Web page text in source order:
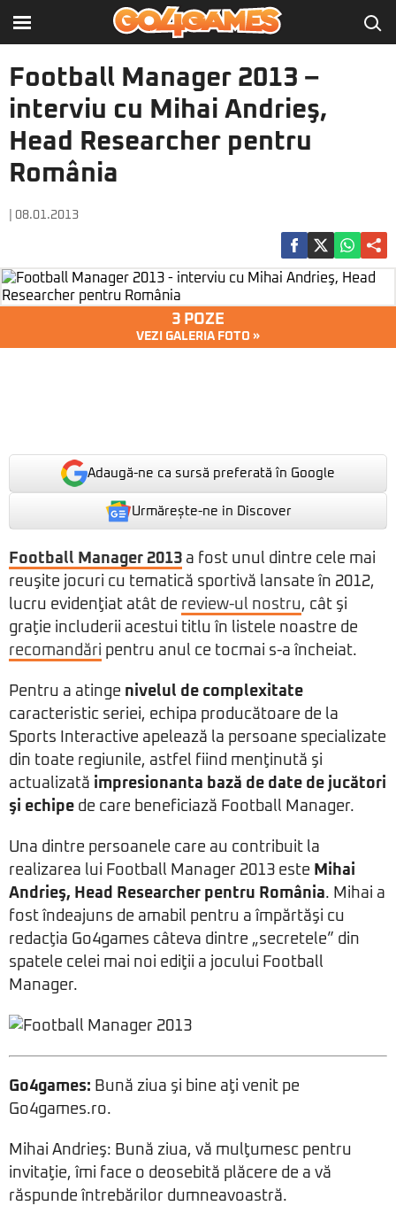
Football Manager 2013 –
interviu cu Mihai Andrieş,
Head Researcher pentru
România
| 08.01.2013
3 POZE
VEZI GALERIA FOTO »
Adaugă-ne ca sursă preferată în Google
Urmărește-ne in Discover
Football Manager 2013 a fost unul dintre cele mai
reuşite jocuri cu tematică sportivă lansate în 2012,
lucru evidenţiat atât de review-ul nostru, cât şi
graţie includerii acestui titlu în listele noastre de
recomandări pentru anul ce tocmai s-a încheiat.
Pentru a atinge nivelul de complexitate
caracteristic seriei, echipa producătoare de la
Sports Interactive apelează la persoane specializate
din toate regiunile, astfel fiind menţinută şi
actualizată impresionanta bază de date de jucători
şi echipe de care beneficiază Football Manager.
Una dintre persoanele care au contribuit la
realizarea lui Football Manager 2013 este Mihai
Andrieş, Head Researcher pentru România. Mihai a
fost îndeajuns de amabil pentru a împărtăşi cu
redacţia Go4games câteva dintre „secretele” din
spatele celei mai noi ediţii a jocului Football
Manager.
Go4games: Bună ziua şi bine aţi venit pe
Go4games.ro.
Mihai Andrieş: Bună ziua, vă mulţumesc pentru
invitaţie, îmi face o deosebită plăcere de a vă
răspunde întrebărilor dumneavoastră.